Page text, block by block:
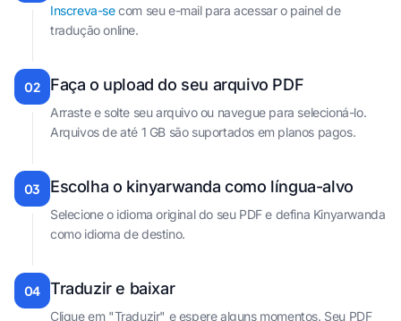
Inscreva-secom seu e-mail para acessar o painel de
tradução online.
02 Faça o upload do seu arquivo PDF
Arraste e solte seu arquivo ou navegue para selecioná-lo.
Arquivos de até 1 GB são suportados em planos pagos.
03 Escolha o kinyarwanda como língua-alvo
Selecione o idioma original do seu PDF e defina Kinyarwanda
como idioma de destino.
04 Traduzir e baixar
Clique em "Traduzir" e espere alguns momentos. Seu PDF